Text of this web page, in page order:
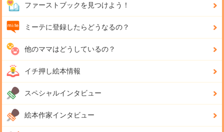
ファーストブックを見つけよう！
ミーテに登録したらどうなるの？
他のママはどうしているの？
イチ押し絵本情報
スペシャルインタビュー
絵本作家インタビュー